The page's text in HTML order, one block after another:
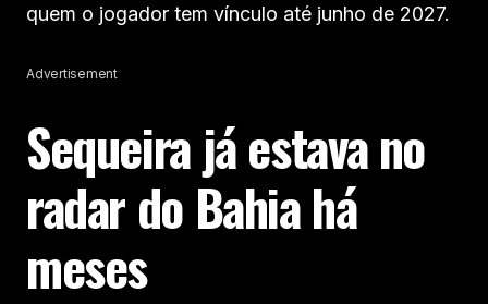
quem o jogador tem vínculo até junho de 2027.
Advertisement
Sequeira já estava no
radar do Bahia há
meses